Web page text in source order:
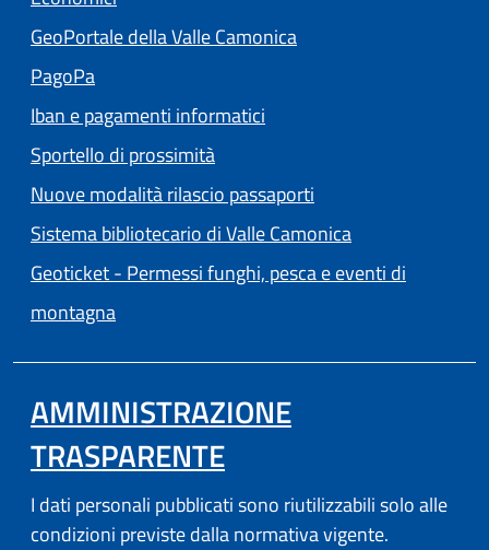
GeoPortale della Valle Camonica
PagoPa
Iban e pagamenti informatici
Sportello di prossimità
Nuove modalità rilascio passaporti
Sistema bibliotecario di Valle Camonica
Geoticket - Permessi funghi, pesca e eventi di
montagna
AMMINISTRAZIONE
TRASPARENTE
I dati personali pubblicati sono riutilizzabili solo alle
condizioni previste dalla normativa vigente.